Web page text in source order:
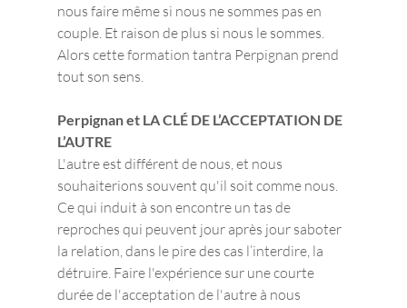
nous faire même si nous ne sommes pas en
couple. Et raison de plus si nous le sommes.
Alors cette formation tantra Perpignan prend
tout son sens.
Perpignan et LA CLÉ DE L’ACCEPTATION DE
L’AUTRE
L'autre est différent de nous, et nous
souhaiterions souvent qu'il soit comme nous.
Ce qui induit à son encontre un tas de
reproches qui peuvent jour après jour saboter
la relation, dans le pire des cas l’interdire, la
détruire. Faire l'expérience sur une courte
durée de l'acceptation de l'autre à nous